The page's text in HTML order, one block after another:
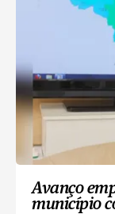
Avanço
município